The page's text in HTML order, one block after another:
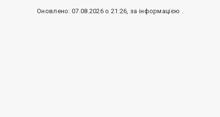
Оновлено: 07.08.2026 о 21:26, за інформацією .